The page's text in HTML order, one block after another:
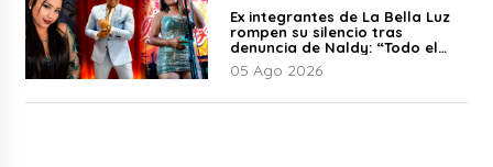
Ex integrantes de La Bella Luz
rompen su silencio tras
denuncia de Naldy: “Todo el
mundo lo sabía”
05 Ago 2026